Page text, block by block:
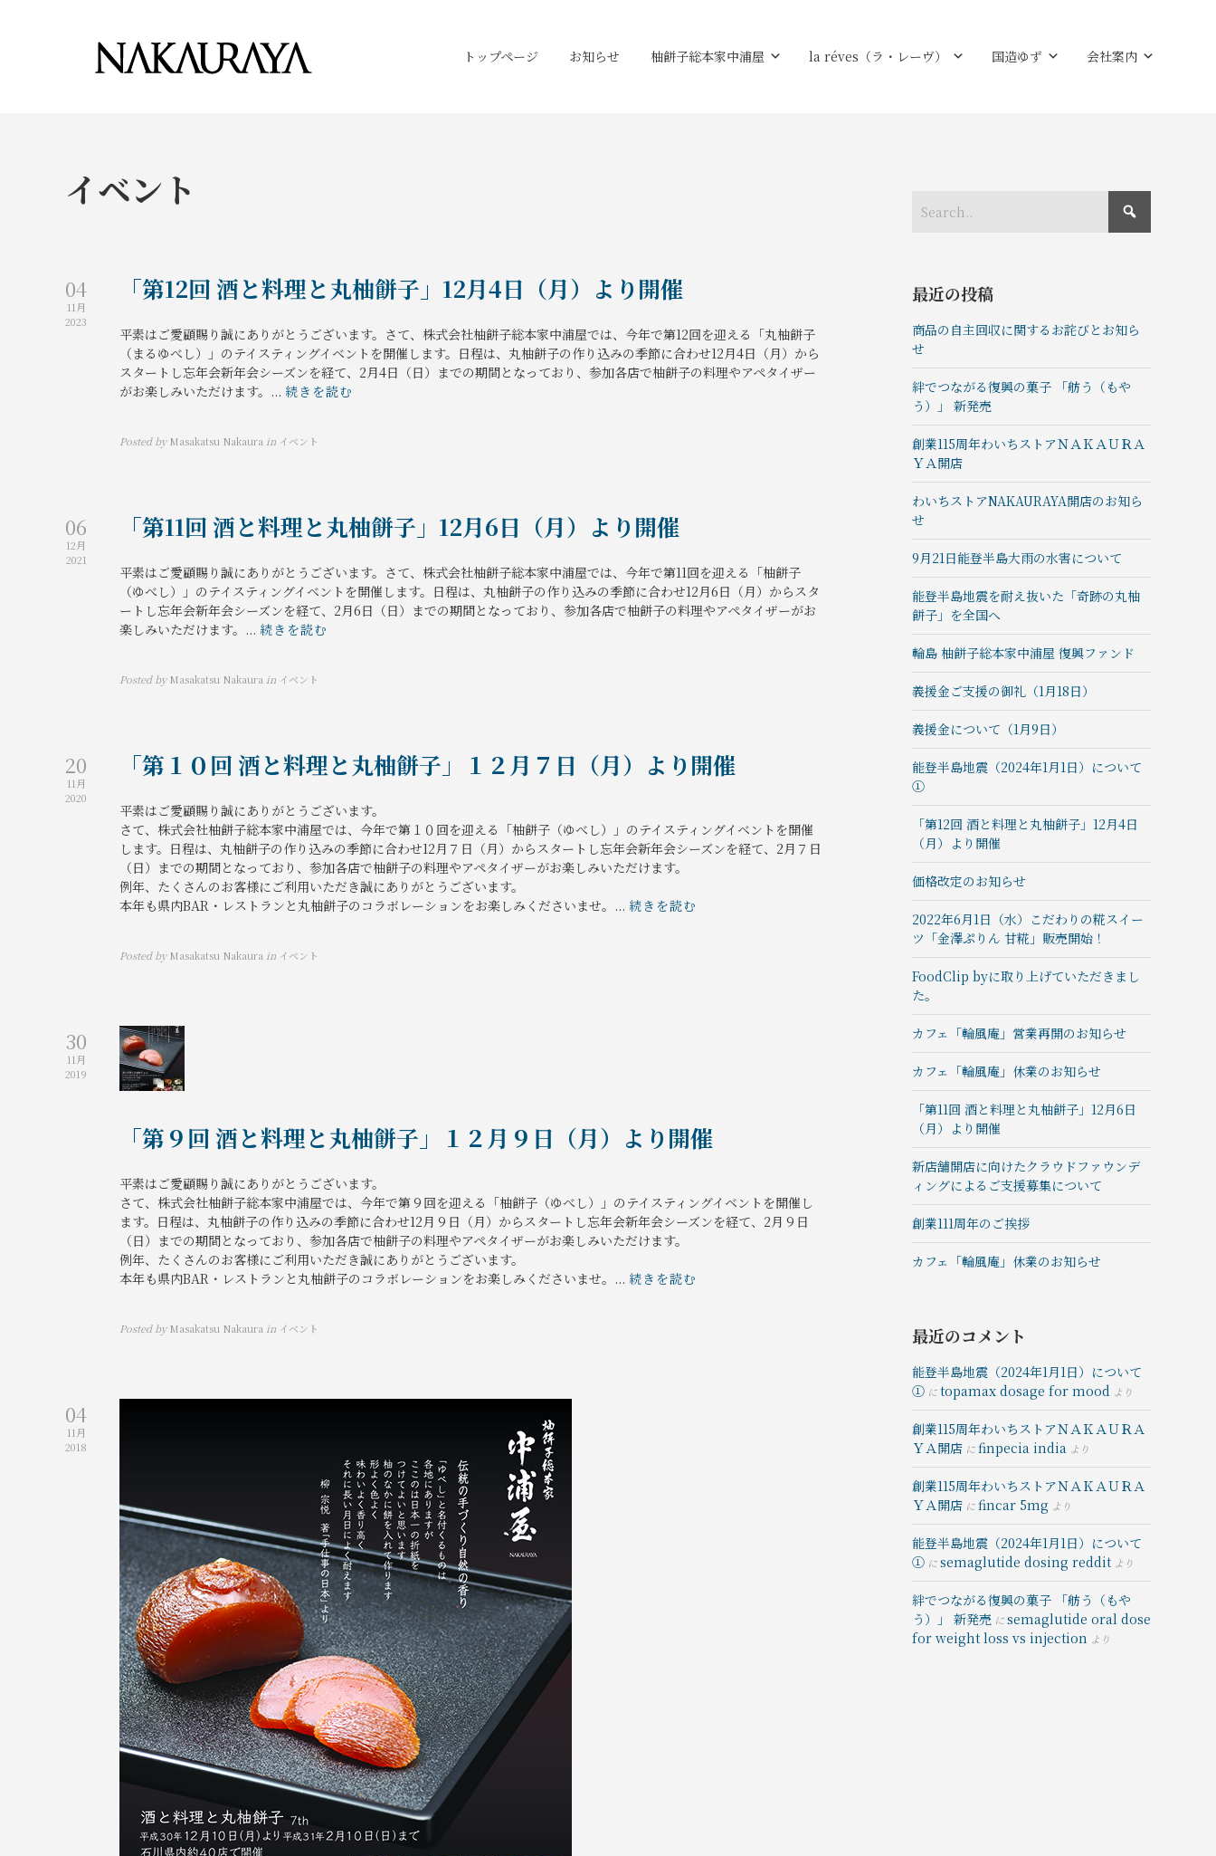
トップページ お知らせ 柚餅子総本家中浦屋 la réves（ラ・レーヴ） 国造ゆず 会社案内
イベント
04
11月
2023
「第12回 酒と料理と丸柚餅子」12月4日（月）より開催
平素はご愛顧賜り誠にありがとうございます。さて、株式会社柚餅子総本家中浦屋では、今年で第12回を迎える「丸柚餅子
（まるゆべし）」のテイスティングイベントを開催します。日程は、丸柚餅子の作り込みの季節に合わせ12月4日（月）から
スタートし忘年会新年会シーズンを経て、2月4日（日）までの期間となっており、参加各店で柚餅子の料理やアペタイザー
がお楽しみいただけます。... 続きを読む
Posted by Masakatsu Nakaura in イベント
06
12月
2021
「第11回 酒と料理と丸柚餅子」12月6日（月）より開催
平素はご愛顧賜り誠にありがとうございます。さて、株式会社柚餅子総本家中浦屋では、今年で第11回を迎える「柚餅子
（ゆべし）」のテイスティングイベントを開催します。日程は、丸柚餅子の作り込みの季節に合わせ12月6日（月）からスタ
ートし忘年会新年会シーズンを経て、2月6日（日）までの期間となっており、参加各店で柚餅子の料理やアペタイザーがお
楽しみいただけます。... 続きを読む
Posted by Masakatsu Nakaura in イベント
20
11月
2020
「第１０回 酒と料理と丸柚餅子」１２月７日（月）より開催
平素はご愛顧賜り誠にありがとうございます。
さて、株式会社柚餅子総本家中浦屋では、今年で第１０回を迎える「柚餅子（ゆべし）」のテイスティングイベントを開催
します。日程は、丸柚餅子の作り込みの季節に合わせ12月７日（月）からスタートし忘年会新年会シーズンを経て、2月７日
（日）までの期間となっており、参加各店で柚餅子の料理やアペタイザーがお楽しみいただけます。
例年、たくさんのお客様にご利用いただき誠にありがとうございます。
本年も県内BAR・レストランと丸柚餅子のコラボレーションをお楽しみくださいませ。... 続きを読む
Posted by Masakatsu Nakaura in イベント
30
11月
2019
「第９回 酒と料理と丸柚餅子」１２月９日（月）より開催
平素はご愛顧賜り誠にありがとうございます。
さて、株式会社柚餅子総本家中浦屋では、今年で第９回を迎える「柚餅子（ゆべし）」のテイスティングイベントを開催し
ます。日程は、丸柚餅子の作り込みの季節に合わせ12月９日（月）からスタートし忘年会新年会シーズンを経て、2月９日
（日）までの期間となっており、参加各店で柚餅子の料理やアペタイザーがお楽しみいただけます。
例年、たくさんのお客様にご利用いただき誠にありがとうございます。
本年も県内BAR・レストランと丸柚餅子のコラボレーションをお楽しみくださいませ。... 続きを読む
Posted by Masakatsu Nakaura in イベント
04
11月
2018
最近の投稿
商品の自主回収に関するお詫びとお知ら
せ
絆でつながる復興の菓⼦ 「舫う（もや
う）」 新発売
創業115周年わいちストアＮＡＫＡＵＲＡ
ＹＡ開店
わいちストアNAKAURAYA開店のお知ら
せ
9月21日能登半島大雨の水害について
能登半島地震を耐え抜いた「奇跡の丸柚
餅子」を全国へ
輪島 柚餅子総本家中浦屋 復興ファンド
義援金ご支援の御礼（1月18日）
義援金について（1月9日）
能登半島地震（2024年1月1日）について
①
「第12回 酒と料理と丸柚餅子」12月4日
（月）より開催
価格改定のお知らせ
2022年6月1日（水）こだわりの糀スイー
ツ「金澤ぷりん 甘糀」販売開始！
FoodClip byに取り上げていただきまし
た。
カフェ「輪風庵」営業再開のお知らせ
カフェ「輪風庵」休業のお知らせ
「第11回 酒と料理と丸柚餅子」12月6日
（月）より開催
新店舗開店に向けたクラウドファウンデ
ィングによるご支援募集について
創業111周年のご挨拶
カフェ「輪風庵」休業のお知らせ
最近のコメント
能登半島地震（2024年1月1日）について
① にtopamax dosage for mood より
創業115周年わいちストアＮＡＫＡＵＲＡ
ＹＡ開店 にfinpecia india より
創業115周年わいちストアＮＡＫＡＵＲＡ
ＹＡ開店 にfincar 5mg より
能登半島地震（2024年1月1日）について
① にsemaglutide dosing reddit より
絆でつながる復興の菓⼦ 「舫う（もや
う）」 新発売 にsemaglutide oral dose
for weight loss vs injection より